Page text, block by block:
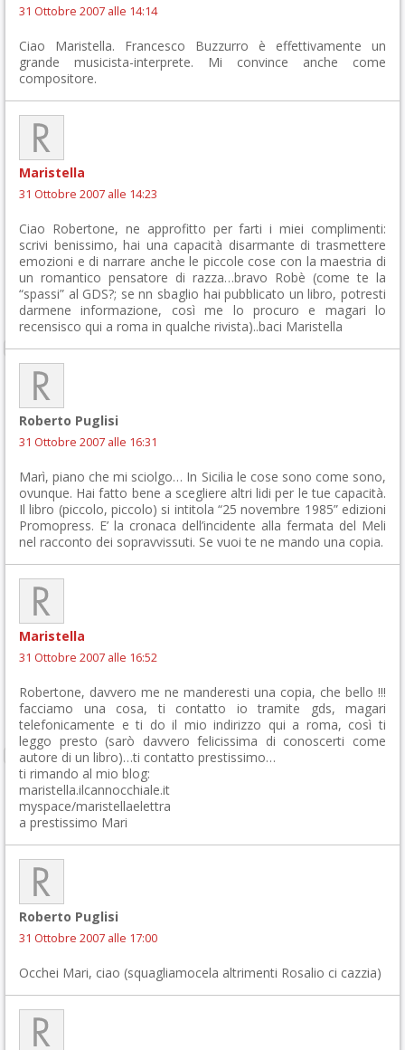
31 Ottobre 2007 alle 14:14
Ciao Maristella. Francesco Buzzurro è effettivamente un
grande musicista-interprete. Mi convince anche come
compositore.
Maristella
31 Ottobre 2007 alle 14:23
Ciao Robertone, ne approfitto per farti i miei complimenti:
scrivi benissimo, hai una capacità disarmante di trasmettere
emozioni e di narrare anche le piccole cose con la maestria di
un romantico pensatore di razza…bravo Robè (come te la
“spassi” al GDS?; se nn sbaglio hai pubblicato un libro, potresti
darmene informazione, così me lo procuro e magari lo
recensisco qui a roma in qualche rivista)..baci Maristella
Roberto Puglisi
31 Ottobre 2007 alle 16:31
Marì, piano che mi sciolgo… In Sicilia le cose sono come sono,
ovunque. Hai fatto bene a scegliere altri lidi per le tue capacità.
Il libro (piccolo, piccolo) si intitola “25 novembre 1985” edizioni
Promopress. E’ la cronaca dell’incidente alla fermata del Meli
nel racconto dei sopravvissuti. Se vuoi te ne mando una copia.
Maristella
31 Ottobre 2007 alle 16:52
Robertone, davvero me ne manderesti una copia, che bello !!!
facciamo una cosa, ti contatto io tramite gds, magari
telefonicamente e ti do il mio indirizzo qui a roma, così ti
leggo presto (sarò davvero felicissima di conoscerti come
autore di un libro)…ti contatto prestissimo…
ti rimando al mio blog:
maristella.ilcannocchiale.it
myspace/maristellaelettra
a prestissimo Mari
Roberto Puglisi
31 Ottobre 2007 alle 17:00
Occhei Mari, ciao (squagliamocela altrimenti Rosalio ci cazzia)